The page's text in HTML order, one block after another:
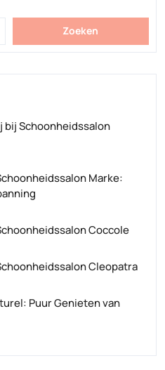
Zoeken
bij Schoonheidssalon
Marke:
Coccole
Cleopatra
Puur Genieten van